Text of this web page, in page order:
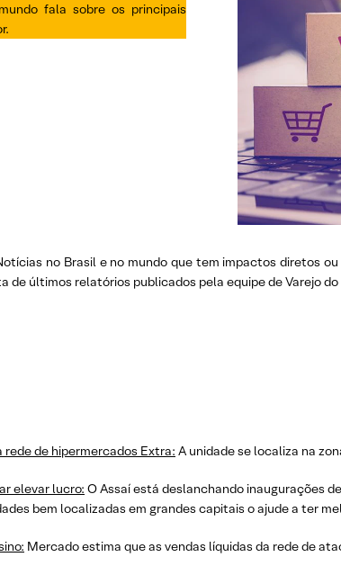
fala sobre os principais
no Brasil e no mundo que tem impactos diretos
de últimos relatórios publicados pela equipe de Varejo do
rede de hipermercados Extra: A unidade se localiza na
elevar lucro: O Assaí está deslanchando inaugurações
bem localizadas em grandes capitais o ajude a ter
Mercado estima que as vendas líquidas da rede de